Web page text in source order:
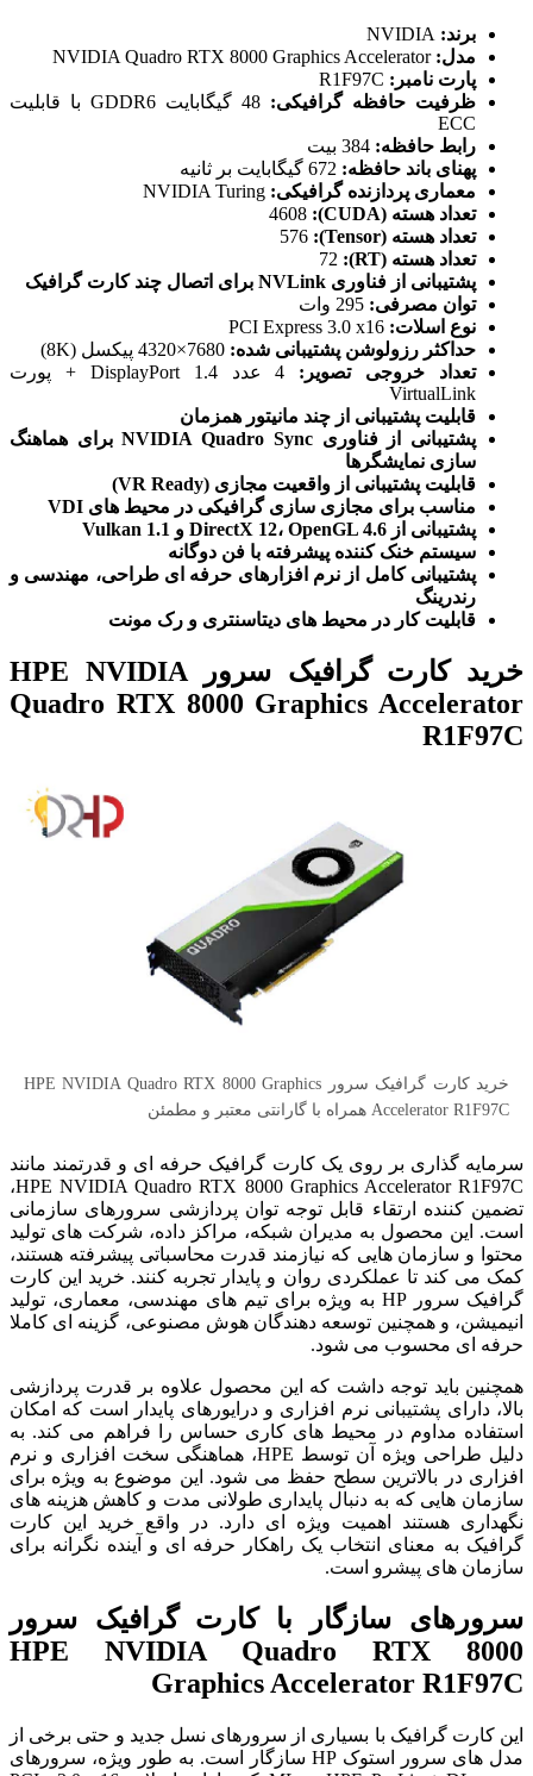
برند:
مدل: NVIDIA Quadro RTX 8000 Graphics Accelerator
پارت نامبر:
ظرفیت حافظه گرافیکی:
48 گیگابایت GDDR6 با قابلیت
ECC
رابط حافظه:
پهنای باند حافظه:
معماری پردازنده گرافیکی:
تعداد هسته (CUDA):
تعداد هسته (Tensor):
تعداد هسته (RT):
پشتیبانی از فناوری NVLink برای اتصال چند کارت گرافیک
توان مصرفی:
نوع اسلات:
حداکثر رزولوشن پشتیبانی شده:
تعداد خروجی تصویر:
4 عدد DisplayPort 1.4 + پورت
VirtualLink
قابلیت پشتیبانی از چند مانیتور همزمان
پشتیبانی از فناوری NVIDIA Quadro Sync برای هماهنگ
سازی نمایشگرها
قابلیت پشتیبانی از واقعیت مجازی (VR Ready)
مناسب برای مجازی سازی گرافیکی در محیط های VDI
پشتیبانی از DirectX 12، OpenGL 4.6 و Vulkan 1.1
سیستم خنک کننده پیشرفته با فن دوگانه
پشتیبانی کامل از نرم افزارهای حرفه ای طراحی، مهندسی و
رندرینگ
قابلیت کار در محیط های دیتاسنتری و رک مونت
خرید کارت گرافیک سرور HPE NVIDIA
Quadro RTX 8000 Graphics Accelerator
R1F97C
خرید کارت گرافیک سرور HPE NVIDIA Quadro RTX 8000 Graphics
Accelerator R1F97C همراه با گارانتی معتبر و مطمئن
سرمایه گذاری بر روی یک کارت گرافیک حرفه ای و قدرتمند مانند
HPE NVIDIA Quadro RTX 8000 Graphics Accelerator R1F97C،
تضمین کننده ارتقاء قابل توجه توان پردازشی سرورهای سازمانی
است. این محصول به مدیران شبکه، مراکز داده، شرکت های تولید
محتوا و سازمان هایی که نیازمند قدرت محاسباتی پیشرفته هستند،
کمک می کند تا عملکردی روان و پایدار تجربه کنند. خرید این کارت
گرافیک سرور HP به ویژه برای تیم های مهندسی، معماری، تولید
انیمیشن، و همچنین توسعه دهندگان هوش مصنوعی، گزینه ای کاملا
حرفه ای محسوب می شود.
همچنین باید توجه داشت که این محصول علاوه بر قدرت پردازشی
بالا، دارای پشتیبانی نرم افزاری و درایورهای پایدار است که امکان
استفاده مداوم در محیط های کاری حساس را فراهم می کند. به
دلیل طراحی ویژه آن توسط HPE، هماهنگی سخت افزاری و نرم
افزاری در بالاترین سطح حفظ می شود. این موضوع به ویژه برای
سازمان هایی که به دنبال پایداری طولانی مدت و کاهش هزینه های
نگهداری هستند اهمیت ویژه ای دارد. در واقع خرید این کارت
گرافیک به معنای انتخاب یک راهکار حرفه ای و آینده نگرانه برای
سازمان های پیشرو است.
سرورهای سازگار با کارت گرافیک سرور
HPE NVIDIA Quadro RTX 8000
Graphics Accelerator R1F97C
این کارت گرافیک با بسیاری از سرورهای نسل جدید و حتی برخی از
مدل های سرور استوک HP سازگار است. به طور ویژه، سرورهای